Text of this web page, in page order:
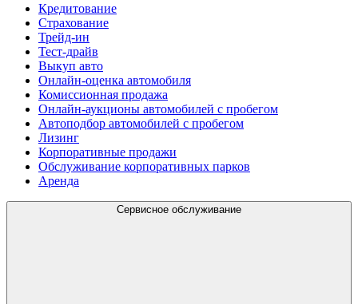
Кредитование
Страхование
Трейд-ин
Тест-драйв
Выкуп авто
Онлайн-оценка автомобиля
Комиссионная продажа
Онлайн-аукционы автомобилей с пробегом
Автоподбор автомобилей с пробегом
Лизинг
Корпоративные продажи
Обслуживание корпоративных парков
Аренда
Сервисное обслуживание